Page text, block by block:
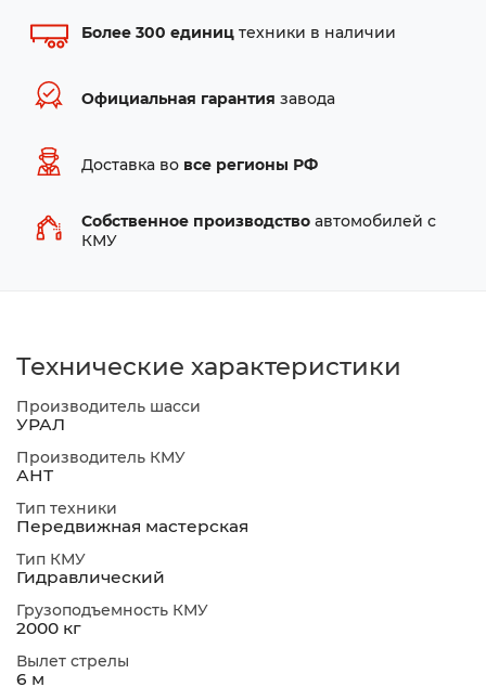
Более 300 единиц техники в наличии
Официальная гарантия завода
Доставка во все регионы РФ
Собственное производство автомобилей с
КМУ
Технические характеристики
Производитель шасси
УРАЛ
Производитель КМУ
АНТ
Тип техники
Передвижная мастерская
Тип КМУ
Гидравлический
Грузоподъемность КМУ
2000 кг
Вылет стрелы
6 м